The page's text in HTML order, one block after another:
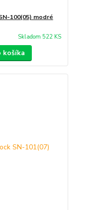
100(05) modré
Skladom 522 KS
košíka